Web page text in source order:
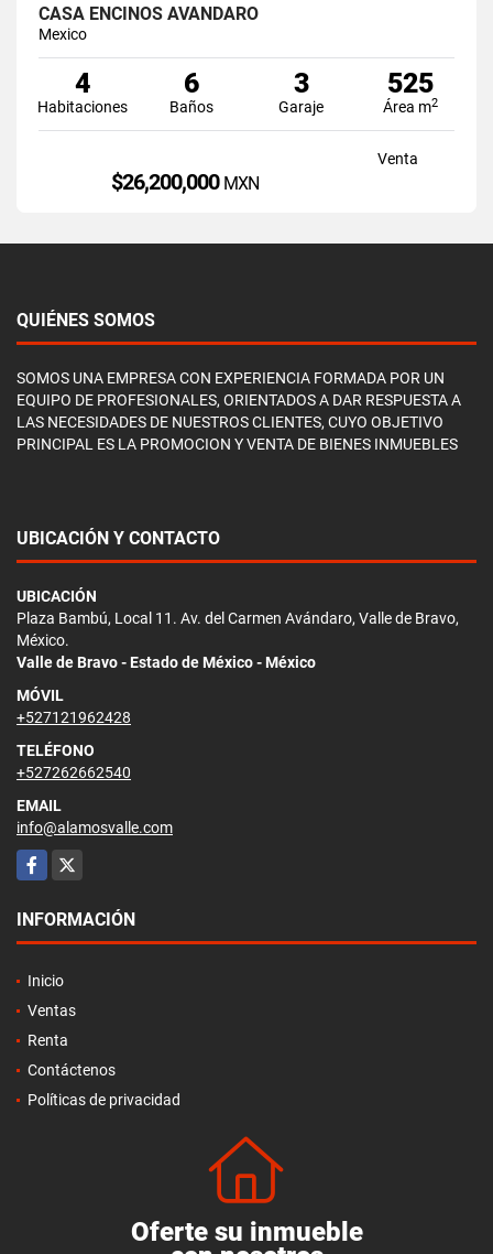
CASA ENCINOS AVÁNDARO
Mexico
4
Habitaciones
6
Baños
3
Garaje
525
Área m2
Venta
$26,200,000 MXN
QUIÉNES SOMOS
SOMOS UNA EMPRESA CON EXPERIENCIA FORMADA POR UN
EQUIPO DE PROFESIONALES, ORIENTADOS A DAR RESPUESTA A
LAS NECESIDADES DE NUESTROS CLIENTES, CUYO OBJETIVO
PRINCIPAL ES LA PROMOCION Y VENTA DE BIENES INMUEBLES
UBICACIÓN Y CONTACTO
UBICACIÓN
Plaza Bambú, Local 11. Av. del Carmen Avándaro, Valle de Bravo,
México.
Valle de Bravo - Estado de México - México
MÓVIL
+527121962428
TELÉFONO
+527262662540
EMAIL
info@alamosvalle.com
Facebook
X
INFORMACIÓN
Inicio
Ventas
Renta
Contáctenos
Políticas de privacidad
Oferte su inmueble